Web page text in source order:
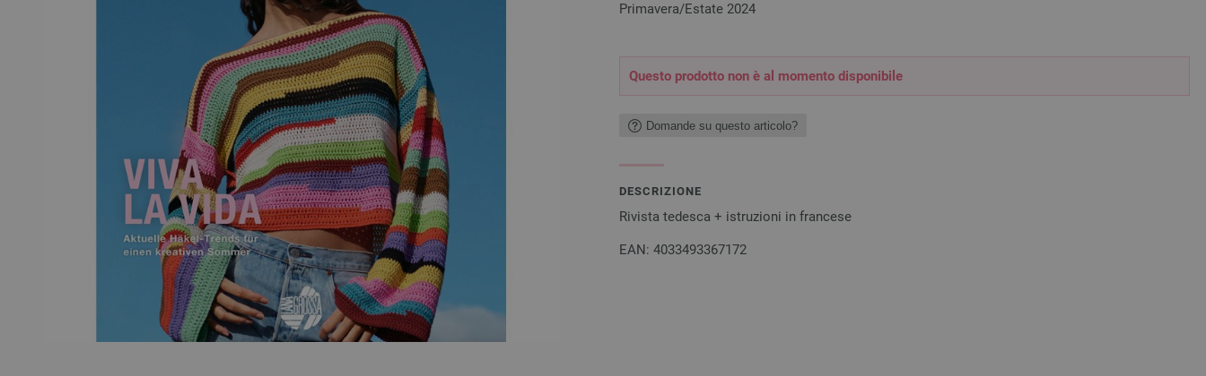
Primavera/Estate 2024
Questo prodotto non è al momento disponibile
Domande su questo articolo?
DESCRIZIONE
Rivista tedesca + istruzioni in francese
EAN: 4033493367172